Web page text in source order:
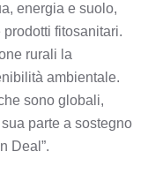
energia e suolo,
fitosanitari.
rurali la
ambientale.
sono globali,
parte a sostegno
Deal”.